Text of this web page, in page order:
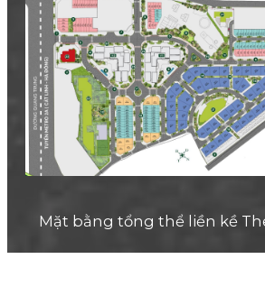
Mặt bằng tổng thể liền kề